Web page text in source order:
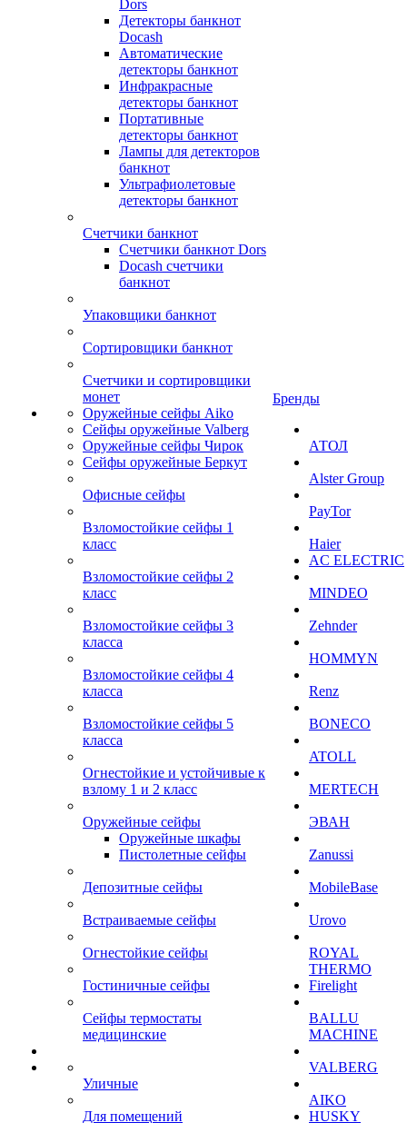
Dors
Детекторы банкнот
Docash
Автоматические
детекторы банкнот
Инфракрасные
детекторы банкнот
Портативные
детекторы банкнот
Лампы для детекторов
банкнот
Ультрафиолетовые
детекторы банкнот
Счетчики банкнот
Счетчики банкнот Dors
Docash счетчики
банкнот
Упаковщики банкнот
Сортировщики банкнот
Счетчики и сортировщики
монет
Оружейные сейфы Aiko
Сейфы оружейные Valberg
Оружейные сейфы Чирок
Сейфы оружейные Беркут
Офисные сейфы
Взломостойкие сейфы 1
класс
Взломостойкие сейфы 2
класс
Взломостойкие сейфы 3
класса
Взломостойкие сейфы 4
класса
Взломостойкие сейфы 5
класса
Огнестойкие и устойчивые к
взлому 1 и 2 класс
Оружейные сейфы
Оружейные шкафы
Пистолетные сейфы
Депозитные сейфы
Встраиваемые сейфы
Огнестойкие сейфы
Гостиничные сейфы
Сейфы термостаты
медицинские
Уличные
Для помещений
Бренды
АТОЛ
Alster Group
PayTor
Haier
AC ELECTRIC
MINDEO
Zehnder
HOMMYN
Renz
BONECO
ATOLL
MERTECH
ЭВАН
Zanussi
MobileBase
Urovo
ROYAL
THERMO
Firelight
BALLU
MACHINE
VALBERG
AIKO
HUSKY